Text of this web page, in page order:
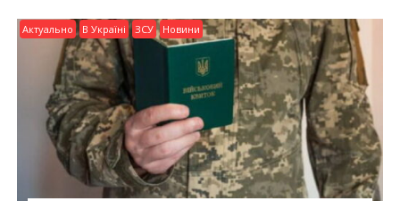
Актуально В Україні ЗСУ Новини